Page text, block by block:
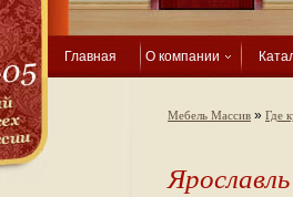
Главная О компании
Мебель Массив » Где
Ярославль